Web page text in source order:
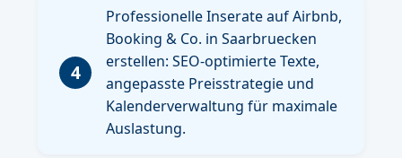
4
Professionelle Inserate auf Airbnb,
Booking & Co. in Saarbruecken
erstellen: SEO-optimierte Texte,
angepasste Preisstrategie und
Kalenderverwaltung für maximale
Auslastung.